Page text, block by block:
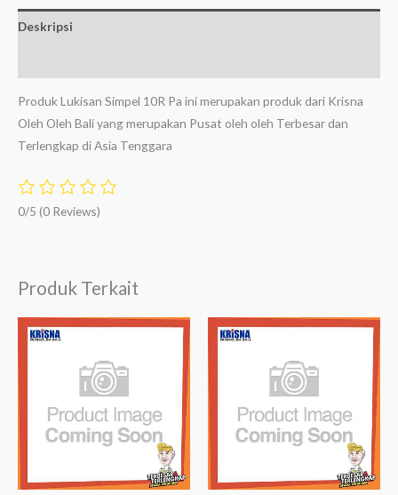
Deskripsi
Produk Lukisan Simpel 10R Pa ini merupakan produk dari Krisna
Oleh Oleh Bali yang merupakan Pusat oleh oleh Terbesar dan
Terlengkap di Asia Tenggara
0/5 (0 Reviews)
Produk Terkait